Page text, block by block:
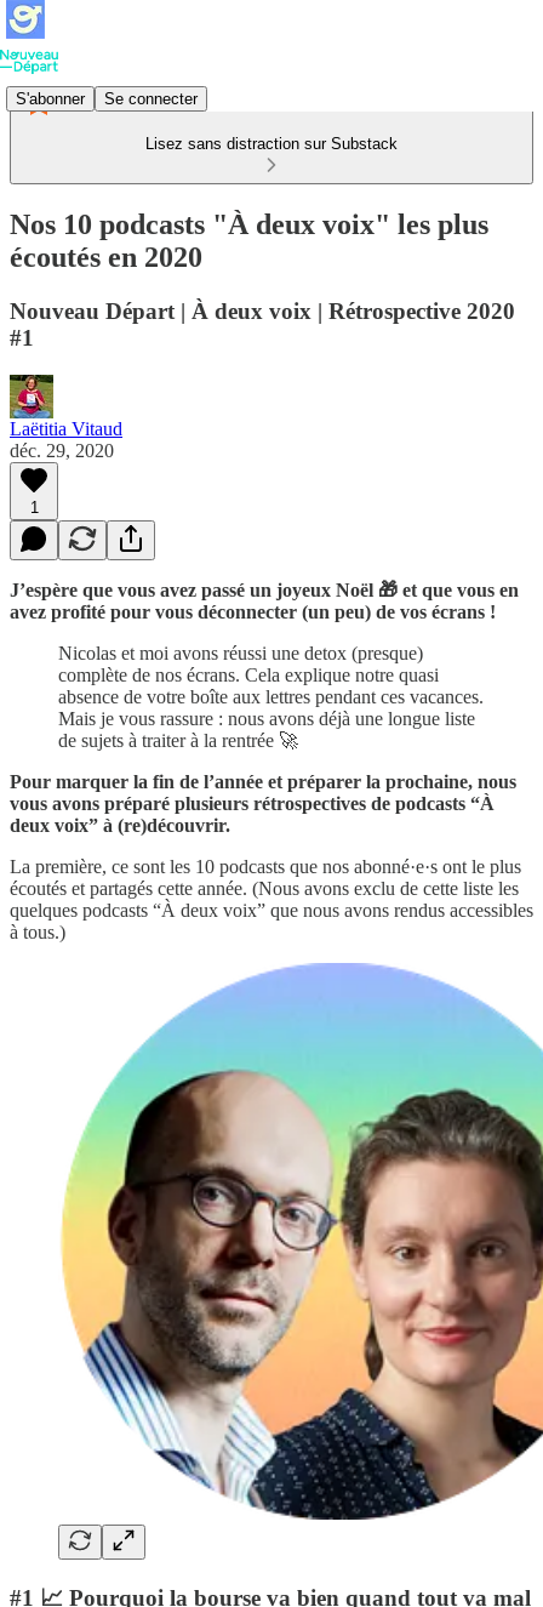
S'abonner Se connecter
Lisez sans distraction sur Substack
Nos 10 podcasts "À deux voix" les plus
écoutés en 2020
Nouveau Départ | À deux voix | Rétrospective 2020
#1
Laëtitia Vitaud
déc. 29, 2020
1
J’espère que vous avez passé un joyeux Noël 🎁 et que vous en
avez profité pour vous déconnecter (un peu) de vos écrans !
Nicolas et moi avons réussi une detox (presque)
complète de nos écrans. Cela explique notre quasi
absence de votre boîte aux lettres pendant ces vacances.
Mais je vous rassure : nous avons déjà une longue liste
de sujets à traiter à la rentrée 🚀
Pour marquer la fin de l’année et préparer la prochaine, nous
vous avons préparé plusieurs rétrospectives de podcasts “À
deux voix” à (re)découvrir.
La première, ce sont les 10 podcasts que nos abonné·e·s ont le plus
écoutés et partagés cette année. (Nous avons exclu de cette liste les
quelques podcasts “À deux voix” que nous avons rendus accessibles
à tous.)
#1 📈 Pourquoi la bourse va bien quand tout va mal